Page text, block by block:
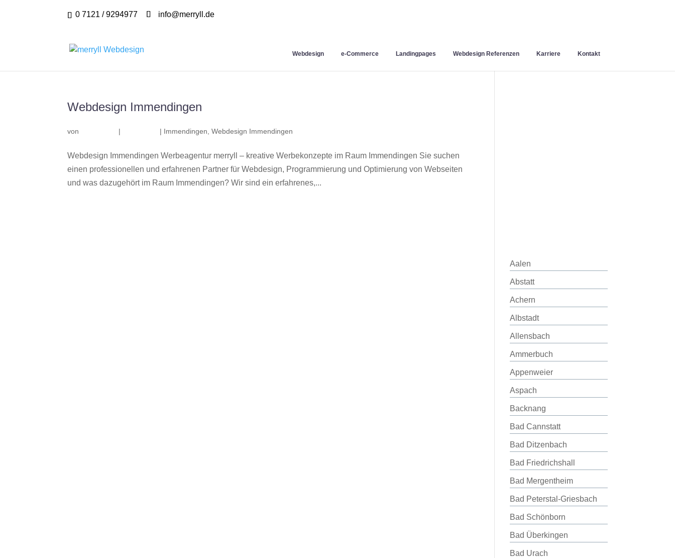
0 7121 / 9294977 info@merryll.de
Webdesign e-Commerce Landingpages Webdesign Referenzen Karriere Kontakt
Webdesign Immendingen
von | | Immendingen ,Webdesign Immendingen
Webdesign Immendingen Werbeagentur merryll – kreative Werbekonzepte im Raum Immendingen Sie suchen
einen professionellen und erfahrenen Partner für Webdesign, Programmierung und Optimierung von Webseiten
und was dazugehört im Raum Immendingen? Wir sind ein erfahrenes,...
Aalen
Abstatt
Achern
Albstadt
Allensbach
Ammerbuch
Appenweier
Aspach
Backnang
Bad Cannstatt
Bad Ditzenbach
Bad Friedrichshall
Bad Mergentheim
Bad Peterstal-Griesbach
Bad Schönborn
Bad Überkingen
Bad Urach